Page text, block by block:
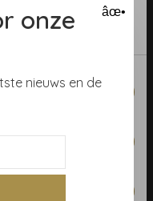
âœ•
onze
nieuws en de